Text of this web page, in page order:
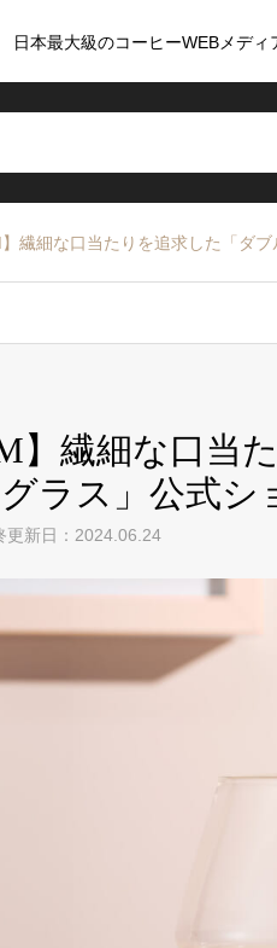
日本最大級のコーヒーWEBメディ
】繊細な口当たりを追求した「ダ
】繊細な口当
ラス」公式シ
更新日：2024.06.24